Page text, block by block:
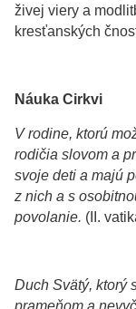
živej viery a
kresťanských
Náuka Cirkvi
V rodine, ktorú
rodičia slovom a
svoje deti a majú
z nich a s
povolanie. (II.
Duch Svätý, ktorý